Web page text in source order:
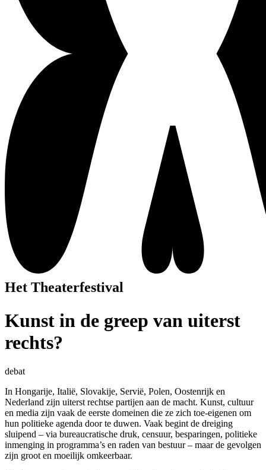
Het Theaterfestival
Kunst in de greep van uiterst
rechts?
debat
In Hongarije, Italië, Slovakije, Servië, Polen, Oostenrijk en
Nederland zijn uiterst rechtse partijen aan de macht. Kunst, cultuur
en media zijn vaak de eerste domeinen die ze zich toe-eigenen om
hun politieke agenda door te duwen. Vaak begint de dreiging
sluipend – via bureaucratische druk, censuur, besparingen, politieke
inmenging in programma’s en raden van bestuur – maar de gevolgen
zijn groot en moeilijk omkeerbaar.